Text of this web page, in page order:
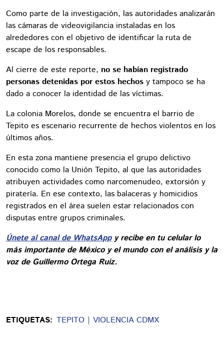
Como parte de la investigación, las autoridades analizarán
las cámaras de videovigilancia instaladas en los
alrededores con el objetivo de identificar la ruta de
escape de los responsables.
Al cierre de este reporte, no se habían registrado
personas detenidas por estos hechos y tampoco se ha
dado a conocer la identidad de las víctimas.
La colonia Morelos, donde se encuentra el barrio de
Tepito es escenario recurrente de hechos violentos en los
últimos años.
En esta zona mantiene presencia el grupo delictivo
conocido como la Unión Tepito, al que las autoridades
atribuyen actividades como narcomenudeo, extorsión y
piratería. En ese contexto, las balaceras y homicidios
registrados en el área suelen estar relacionados con
disputas entre grupos criminales.
Únete al canal de WhatsAppy recibe en tu celular lo
más importante de México y el mundo con el análisis y la
voz de Guillermo Ortega Ruiz.
ETIQUETAS: TEPITO VIOLENCIA CDMX